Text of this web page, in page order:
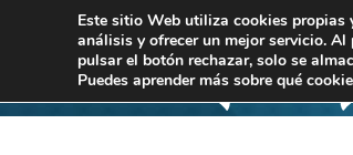
Este sitio Web utiliza cookies propias
análisis y ofrecer un mejor servicio.
pulsar el botón rechazar, solo se
Puedes aprender más sobre qué